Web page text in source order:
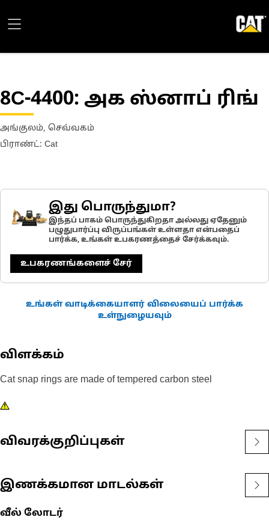
8C-4400: அக ஸ்னாப் ரிங்
அங்குலம், செவ்வகம்
பிராண்ட்: Cat
இது பொருந்துமா?
இந்தப் பாகம் பொருந்துகிறதா அல்லது ஏதேனும்
பழுதுபார்ப்பு விருப்பங்கள் உள்ளதா என்பதைப்
பார்க்க, உங்கள் உபகரணத்தைச் சேர்க்கவும்.
உபகரணங்களைச் சேர்
உங்கள் வாடிக்கையாளர் விலையைப் பார்க்க
உள்நுழையவும்
விளக்கம்
Cat snap rings are made of tempered carbon steel
விவரக்குறிப்புகள்
இணக்கமான மாடல்கள்
வீல் லோடர்